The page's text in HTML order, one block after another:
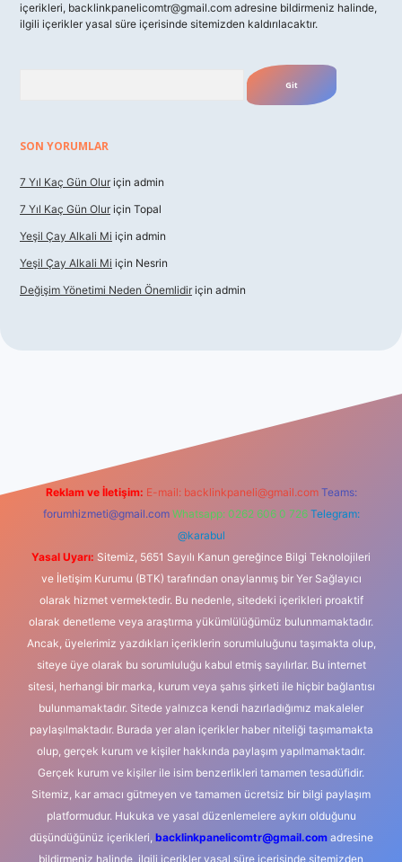
içerikleri, backlinkpanelicomtr@gmail.com adresine bildirmeniz halinde,
ilgili içerikler yasal süre içerisinde sitemizden kaldırılacaktır.
SON YORUMLAR
7 Yıl Kaç Gün Olur için admin
7 Yıl Kaç Gün Olur için Topal
Yeşil Çay Alkali Mi için admin
Yeşil Çay Alkali Mi için Nesrin
Değişim Yönetimi Neden Önemlidir için admin
Reklam ve İletişim: E-mail: backlinkpaneli@gmail.com Teams:
forumhizmeti@gmail.com Whatsapp: 0262 606 0 726 Telegram:
@karabul
Yasal Uyarı: Sitemiz, 5651 Sayılı Kanun gereğince Bilgi Teknolojileri
ve İletişim Kurumu (BTK) tarafından onaylanmış bir Yer Sağlayıcı
olarak hizmet vermektedir. Bu nedenle, sitedeki içerikleri proaktif
olarak denetleme veya araştırma yükümlülüğümüz bulunmamaktadır.
Ancak, üyelerimiz yazdıkları içeriklerin sorumluluğunu taşımakta olup,
siteye üye olarak bu sorumluluğu kabul etmiş sayılırlar. Bu internet
sitesi, herhangi bir marka, kurum veya şahıs şirketi ile hiçbir bağlantısı
bulunmamaktadır. Sitede yalnızca kendi hazırladığımız makaleler
paylaşılmaktadır. Burada yer alan içerikler haber niteliği taşımamakta
olup, gerçek kurum ve kişiler hakkında paylaşım yapılmamaktadır.
Gerçek kurum ve kişiler ile isim benzerlikleri tamamen tesadüfidir.
Sitemiz, kar amacı gütmeyen ve tamamen ücretsiz bir bilgi paylaşım
platformudur. Hukuka ve yasal düzenlemelere aykırı olduğunu
düşündüğünüz içerikleri, backlinkpanelicomtr@gmail.comadresine
bildirmeniz halinde, ilgili içerikler yasal süre içerisinde sitemizden